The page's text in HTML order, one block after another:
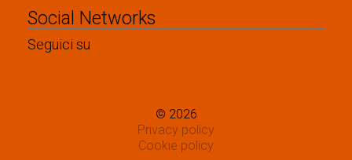
Social Networks
Seguici su
© 2026
Privacy policy
Cookie policy